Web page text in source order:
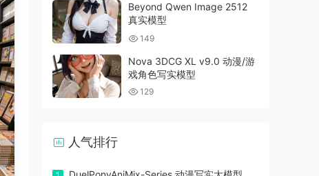
Beyond Qwen Image 2512
真实模型
149
Nova 3DCG XL v9.0 动漫/游
戏角色写实模型
129
人气排行